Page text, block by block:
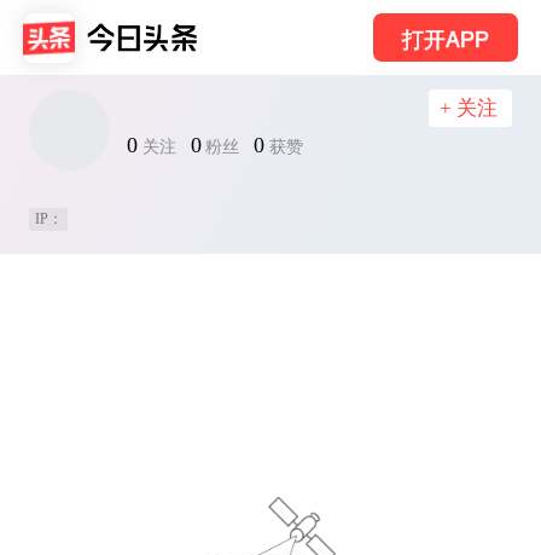
打开APP
0 关注 0 粉丝 0 获赞
+ 关注
IP：